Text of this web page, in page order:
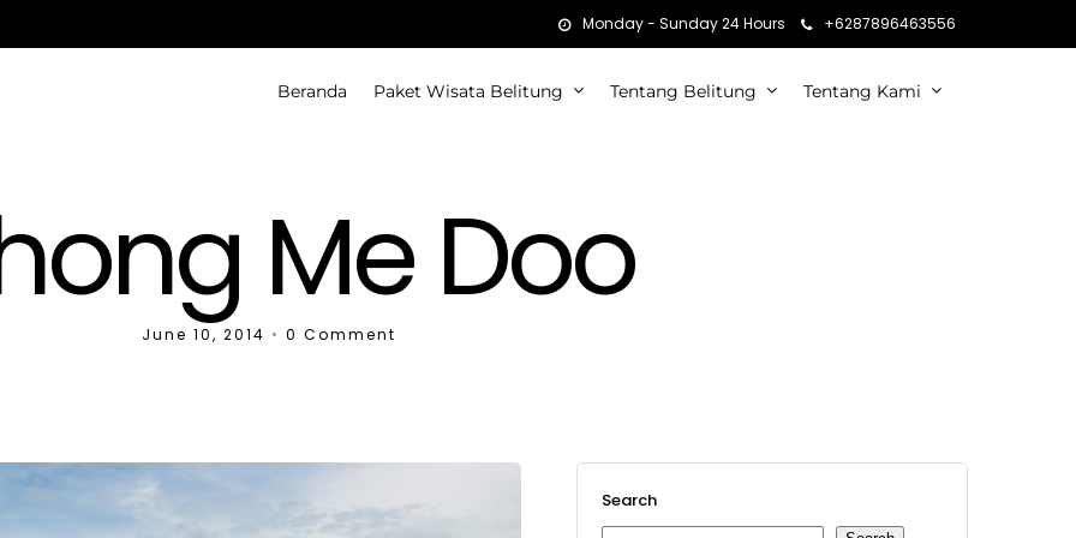
Monday - Sunday 24 Hours +6287896463556
Beranda Paket Wisata Belitung Tentang Belitung Tentang Kami
Me Doo
June 10, 2014 • 0 Comment
Search